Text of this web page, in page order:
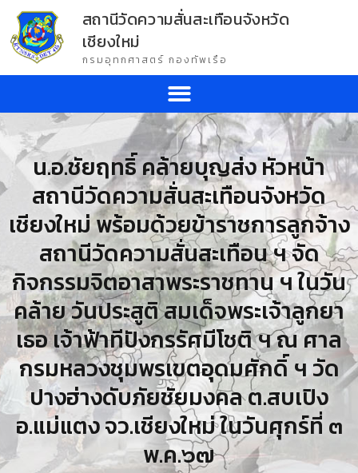
สถานีวัดความสั่นสะเทือนจังหวัด
เชียงใหม่
กรมอุทกศาสตร์ กองทัพเรือ
น.อ.ชัยฤทธิ์ คล้ายบุญส่ง หัวหน้า
สถานีวัดความสั่นสะเทือนจังหวัด
เชียงใหม่ พร้อมด้วยข้าราชการลูกจ้าง
สถานีวัดความสั่นสะเทือน ฯ จัด
กิจกรรมจิตอาสาพระราชทาน ฯ ในวัน
คล้าย วันประสูติ สมเด็จพระเจ้าลูกยา
เธอ เจ้าฟ้าทีปังกรรัศมีโชติ ฯ ณ ศาล
กรมหลวงชุมพรเขตอุดมศักดิ์ ฯ วัด
ปางฮ่างดับภัยชัยมงคล ต.สบเปิง
อ.แม่แตง จว.เชียงใหม่ ในวันศุกร์ที่ ๓
พ.ค.๖๗